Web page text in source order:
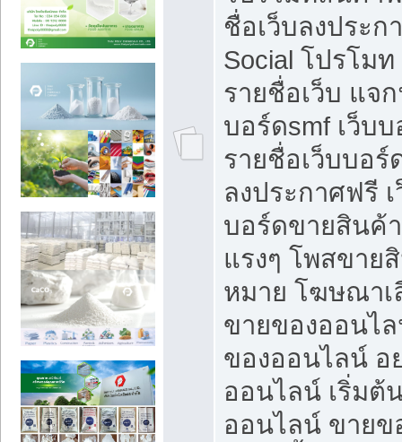
ชื่อเว็บลงประ
Social โปรโม
รายชื่อเว็บ แจ
บอร์ดsmf เว็บ
รายชื่อเว็บบอ
ลงประกาศฟรี
บอร์ดขายสินค้
แรงๆ โพสขาย
หมาย โฆษณาเ
ขายของออนไ
ของออนไลน์ อ
ออนไลน์ เริ่มต้
ออนไลน์ ขายข